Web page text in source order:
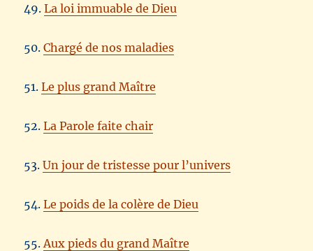
49.La loi immuable de Dieu
50.Chargé de nos maladies
51.Le plus grand Maître
52.La Parole faite chair
53.Un jour de tristesse pour l’univers
54.Le poids de la colère de Dieu
55. Aux pieds du grand Maître